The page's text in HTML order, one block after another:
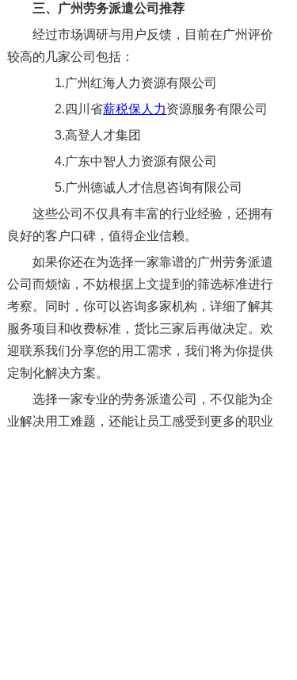
三、广州劳务派遣公司推荐
经过市场调研与用户反馈，目前在广州评价
较高的几家公司包括：
1.广州红海人力资源有限公司
2.四川省薪税保人力资源服务有限公司
3.高登人才集团
4.广东中智人力资源有限公司
5.广州德诚人才信息咨询有限公司
这些公司不仅具有丰富的行业经验，还拥有
良好的客户口碑，值得企业信赖。
如果你还在为选择一家靠谱的广州劳务派遣
公司而烦恼，不妨根据上文提到的筛选标准进行
考察。同时，你可以咨询多家机构，详细了解其
服务项目和收费标准，货比三家后再做决定。欢
迎联系我们分享您的用工需求，我们将为你提供
定制化解决方案。
选择一家专业的劳务派遣公司，不仅能为企
业解决用工难题，还能让员工感受到更多的职业